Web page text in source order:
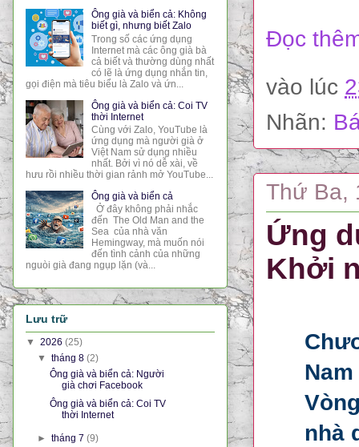
Đọc
vào lúc
Nhãn:
Thứ Ba,
Ứng
Khởi
nhà
Ông già và biển cả: Không
biết gì, nhưng biết Zalo
Trong số các ứng dụng
Internet mà các ông già bà
cả biết và thường dùng nhất
có lẽ là ứng dụng nhắn tin,
gọi điện mà tiêu biểu là Zalo và ứn...
Ông già và biển cả: Coi TV
thời Internet
Cùng với Zalo, YouTube là
ứng dụng mà người già ở
Việt Nam sử dụng nhiều
nhất. Bởi vì nó dễ xài, về
hưu rồi nhiều thời gian rảnh mở YouTube...
Ông già và biển cả
Ở đây không phải nhắc
đến The Old Man and the
Sea của nhà văn
Hemingway, mà muốn nói
đến tình cảnh của những
nguòi già đang ngụp lặn (và...
Lưu trữ
▼ 2026 (25)
▼tháng 8(2)
Ông già và biển cả: Người
già chơi Facebook
Ông già và biển cả: Coi TV
thời Internet
►tháng 7(9)